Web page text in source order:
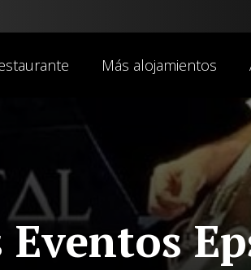
Más alojamientos